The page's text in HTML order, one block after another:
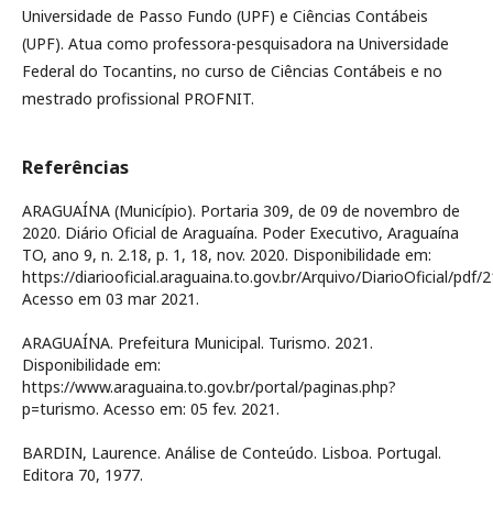
Universidade de Passo Fundo (UPF) e Ciências Contábeis
(UPF). Atua como professora-pesquisadora na Universidade
Federal do Tocantins, no curso de Ciências Contábeis e no
mestrado profissional PROFNIT.
Referências
ARAGUAÍNA (Município). Portaria 309, de 09 de novembro de
2020. Diário Oficial de Araguaína. Poder Executivo, Araguaína
TO, ano 9, n. 2.18, p. 1, 18, nov. 2020. Disponibilidade em:
https://diariooficial.araguaina.to.gov.br/Arquivo/DiarioOficial/pdf/
Acesso em 03 mar 2021.
ARAGUAÍNA. Prefeitura Municipal. Turismo. 2021.
Disponibilidade em:
https://www.araguaina.to.gov.br/portal/paginas.php?
p=turismo. Acesso em: 05 fev. 2021.
BARDIN, Laurence. Análise de Conteúdo. Lisboa. Portugal.
Editora 70, 1977.